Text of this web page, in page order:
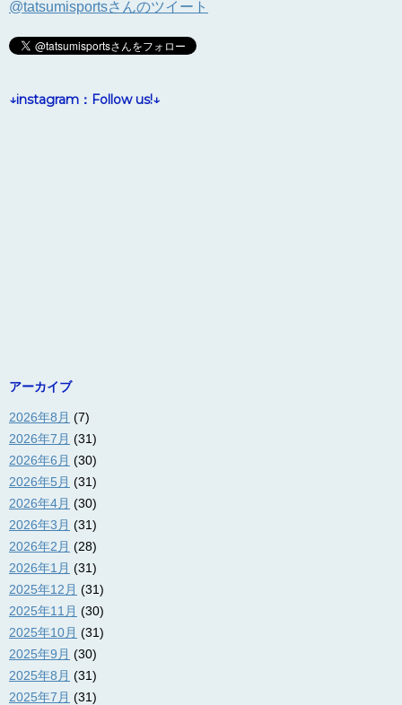
@tatsumisportsさんのツイート
↓instagram：Follow us!↓
アーカイブ
2026年8月 (7)
2026年7月 (31)
2026年6月 (30)
2026年5月 (31)
2026年4月 (30)
2026年3月 (31)
2026年2月 (28)
2026年1月 (31)
2025年12月 (31)
2025年11月 (30)
2025年10月 (31)
2025年9月 (30)
2025年8月 (31)
2025年7月 (31)